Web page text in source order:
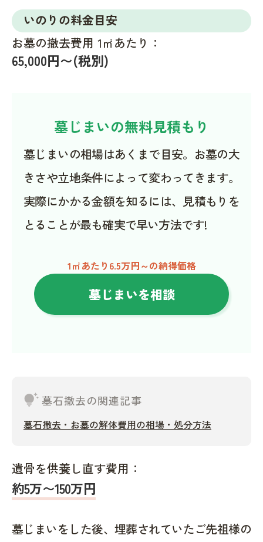
いのりの料金目安
お墓の撤去費用 1㎡あたり：
65,000円〜(税別)
墓じまいの無料見積もり
墓じまいの相場はあくまで目安。お墓の大
きさや立地条件によって変わってきます。
実際にかかる金額を知るには、見積もりを
とることが最も確実で早い方法です!
1㎡あたり6.5万円～の納得価格
墓じまいを相談
tips_and_updates墓石撤去の関連記事
墓石撤去・お墓の解体費用の相場・処分方法
遺骨を供養し直す費用：
約5万〜150万円
墓じまいをした後、埋葬されていたご先祖様の